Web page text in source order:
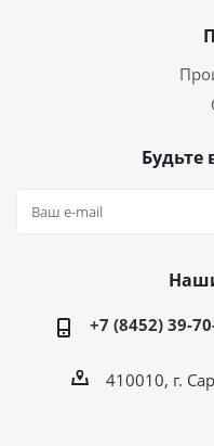
Будьте
+7 (8452) 39-
410010, г.